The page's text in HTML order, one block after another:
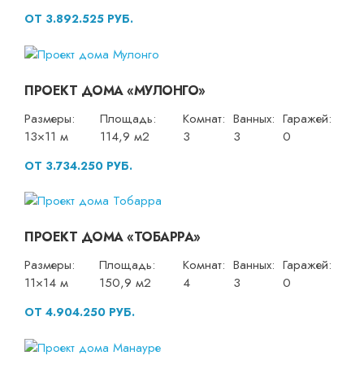
ОТ 3.892.525 РУБ.
ПРОЕКТ ДОМА «МУЛОНГО»
Размеры:
13×11 м
Площадь:
114,9 м2
Комнат:
3
Ванных:
3
Гаражей:
0
ОТ 3.734.250 РУБ.
ПРОЕКТ ДОМА «ТОБАРРА»
Размеры:
11×14 м
Площадь:
150,9 м2
Комнат:
4
Ванных:
3
Гаражей:
0
ОТ 4.904.250 РУБ.